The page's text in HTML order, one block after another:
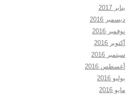
يناير 2017
ديسمبر 2016
نوفمبر 2016
أكتوبر 2016
سبتمبر 2016
أغسطس 2016
يوليو 2016
مايو 2016